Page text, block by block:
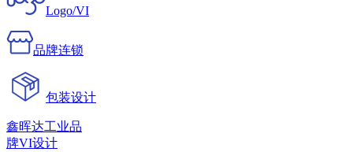
Logo/VI
品牌连锁
包装设计
鑫晖达工业品
牌VI设计